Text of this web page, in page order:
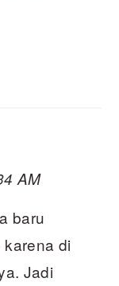
AM
baru
di
Jadi